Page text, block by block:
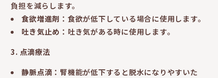
負担を減らします。
食欲増進剤 ：食欲が低下している場合に使用します。
吐き気止め ：吐き気がある時に使用します。
3. 点滴療法
静脈点滴 ：腎機能が低下すると脱水になりやすいた